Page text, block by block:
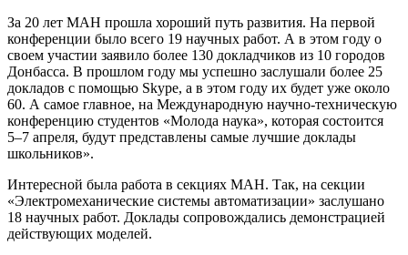
За 20 лет МАН прошла хороший путь развития. На первой
конференции было всего 19 научных работ. А в этом году о
своем участии заявило более 130 докладчиков из 10 городов
Донбасса. В прошлом году мы успешно заслушали более 25
докладов с помощью Skype, а в этом году их будет уже около
60. А самое главное, на Международную научно-техническую
конференцию студентов «Молода наука», которая состоится
5–7 апреля, будут представлены самые лучшие доклады
школьников».
Интересной была работа в секциях МАН. Так, на секции
«Электромеханические системы автоматизации» заслушано
18 научных работ. Доклады сопровождались демонстрацией
действующих моделей.